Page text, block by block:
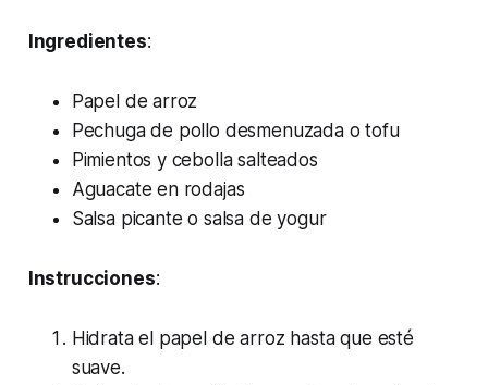
Ingredientes:
Papel de arroz
Pechuga de pollo desmenuzada o tofu
Pimientos y cebolla salteados
Aguacate en rodajas
Salsa picante o salsa de yogur
Instrucciones:
Hidrata el papel de arroz hasta que esté
suave.